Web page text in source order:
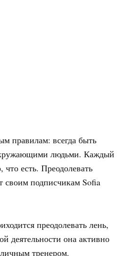
правилам: всегда быть
людьми. Каждый
что есть. Преодолевать
своим подписчикам Sofia
преодолевать лень,
деятельности она активно
тренером.